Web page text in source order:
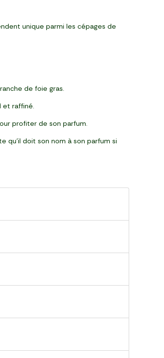
unique parmi les cépages de
de foie gras.
et raffiné.
profiter de son parfum.
qu’il doit son nom à son parfum si